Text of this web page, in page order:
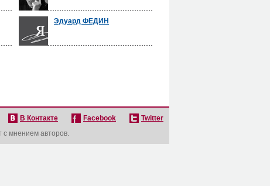
Эдуард ФЕДИН
В Контакте Facebook
Twitter
с мнением авторов.